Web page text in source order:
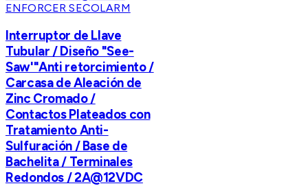
ENFORCER SECOLARM
Interruptor de Llave
Tubular / Diseño "See-
Saw'"Anti retorcimiento /
Carcasa de Aleación de
Zinc Cromado /
Contactos Plateados con
Tratamiento Anti-
Sulfuración / Base de
Bachelita / Terminales
Redondos / 2A@12VDC